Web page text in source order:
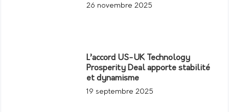
26 novembre 2025
L’accord US-UK Technology
Prosperity Deal apporte stabilité
et dynamisme
19 septembre 2025